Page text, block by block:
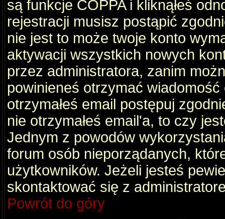
są funkcje COPPA i kliknąłeś
rejestracji musisz postąpić
nie jest to może twoje konto
aktywacji wszystkich nowych
przez administratora, zanim
powinieneś otrzymać
otrzymałeś email postępuj
nie otrzymałeś email'a, to czy
Jednym z powodów
forum osób nieporządanych,
użytkowników. Jeżeli jesteś
skontaktować się z
Powrót do góry